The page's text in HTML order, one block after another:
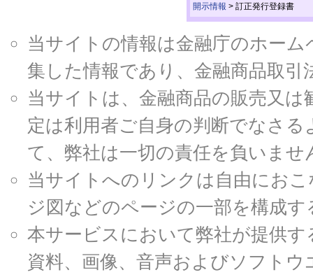
開示情報 > 訂正発行登録書
当サイトの情報は金融庁のホー
集した情報であり、金融商品取
当サイトは、金融商品の販売又
定は利用者ご自身の判断でなさ
て、弊社は一切の責任を負いませ
当サイトへのリンクは自由にお
ジ図などのページの一部を構成
本サービスにおいて弊社が提供
資料、画像、音声およびソフト